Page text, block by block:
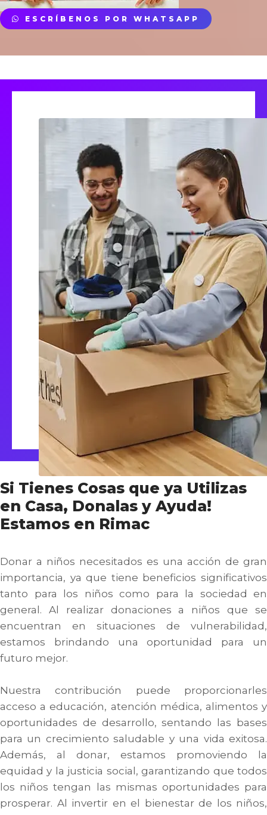
ESCRÍBENOS POR WHATSAPP
Si Tienes Cosas que ya Utilizas
en Casa, Donalas y Ayuda!
Estamos en Rimac
Donar a niños necesitados es una acción de gran
importancia, ya que tiene beneficios significativos
tanto para los niños como para la sociedad en
general. Al realizar donaciones a niños que se
encuentran en situaciones de vulnerabilidad,
estamos brindando una oportunidad para un
futuro mejor.
Nuestra contribución puede proporcionarles
acceso a educación, atención médica, alimentos y
oportunidades de desarrollo, sentando las bases
para un crecimiento saludable y una vida exitosa.
Además, al donar, estamos promoviendo la
equidad y la justicia social, garantizando que todos
los niños tengan las mismas oportunidades para
prosperar. Al invertir en el bienestar de los niños,